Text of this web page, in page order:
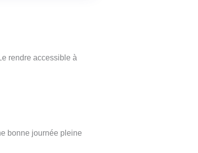
rendre accessible à
bonne journée pleine